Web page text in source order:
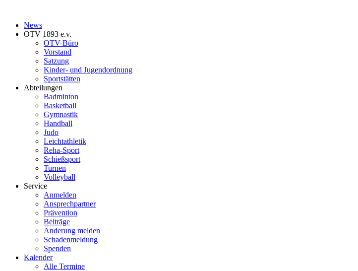
News
OTV 1893 e.v.
OTV-Büro
Vorstand
Satzung
Kinder- und Jugendordnung
Sportstätten
Abteilungen
Badminton
Basketball
Gymnastik
Handball
Judo
Leichtathletik
Reha-Sport
Schießsport
Turnen
Volleyball
Service
Anmelden
Ansprechpartner
Prävention
Beiträge
Änderung melden
Schadenmeldung
Spenden
Kalender
Alle Termine